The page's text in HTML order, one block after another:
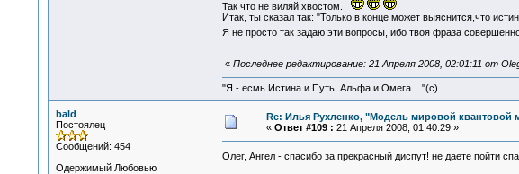
Так что не виляй хвостом.
Итак, ты сказал так: "Только в конце может выяснится,что
Я не просто так задаю эти вопросы, ибо твоя фраза
« Последнее редактирование: 21 Апреля 2008, 02:01:11 от
"Я - есмь Истина и Путь, Альфа и Омега ..."(с)
bald
Постоялец
Сообщений: 454
Одержимый Любовью
Re: Илья Рухленко, "Модель мировой квантовой
« Ответ #109 : 21 Апреля 2008, 01:40:29 »
Олег, Ангел - спасибо за прекрасный диспут! не даете пойти